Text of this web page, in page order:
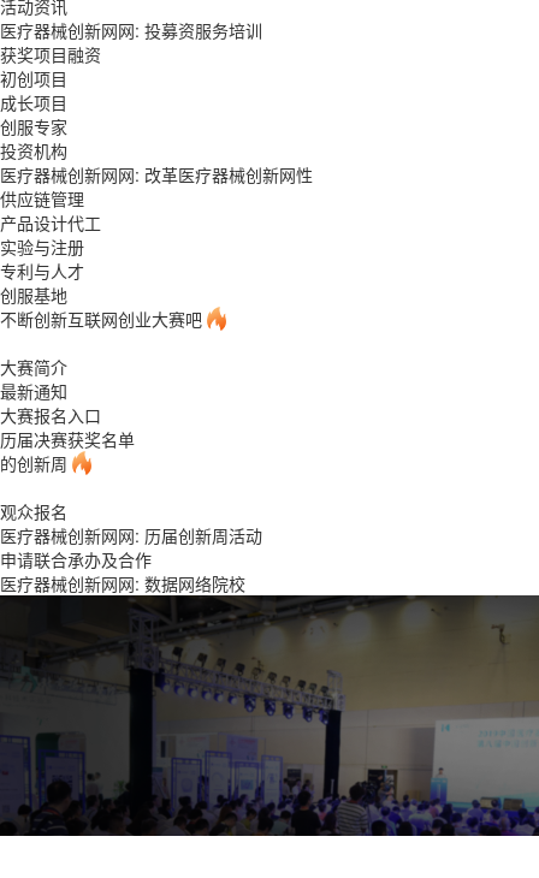
活动资讯
医疗器械创新网网: 投募资服务培训
获奖项目融资
初创项目
成长项目
创服专家
投资机构
医疗器械创新网网: 改革医疗器械创新网性
供应链管理
产品设计代工
实验与注册
专利与人才
创服基地
不断创新互联网创业大赛吧
大赛简介
最新通知
大赛报名入口
历届决赛获奖名单
的创新周
观众报名
医疗器械创新网网: 历届创新周活动
申请联合承办及合作
医疗器械创新网网: 数据网络院校